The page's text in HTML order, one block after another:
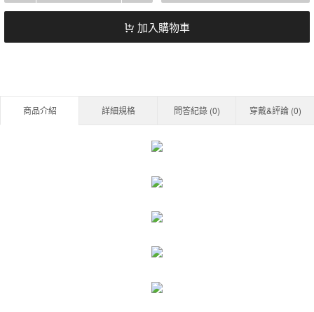
加入購物車
商品介紹 詳細規格 問答紀錄 (0) 穿戴&評論 (0)